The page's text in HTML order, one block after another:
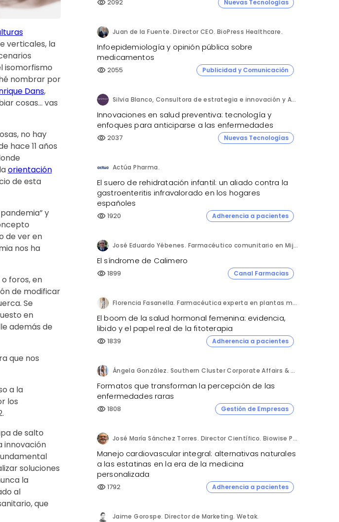
verticales, la
isomorfismo
nombrar por
Dans,
cosas… vas
no hay
hace 11 años
orientación
de esta
y
de ver en
nos ha
foros, en
de modificar
Se
en
además de
que nos
a la
los
de salto
innovación
soluciones
la
al
que
visibility 2092 Nuevas Tecnologías
Juan de la Fuente. Director CEO. BioPress Healthcare.
Infoepidemiología y opinión pública sobre
medicamentos
visibility 2055 Publicidad y Comunicación
Silvia Blanco, Consultora de estrategia e innovación y Ana Leal, Consultora Senior de estrategia e innovación. ANIMA.
Innovaciones en salud preventiva: tecnología y
enfoques para anticiparse a las enfermedades
visibility 2037 Nuevas Tecnologías
Actúa Pharma.
El suero de rehidratación infantil: un aliado contra la
gastroenteritis infravalorado en los hogares
españoles
visibility 1920 Adherencia a pacientes
José Eduardo Yébenes. Farmacéutico comunitario en Mijas (Málaga).
El síndrome de Calimero
visibility 1899 Canal Farmacias
Florencia Fasanella. Farmacéutica experta en plantas medicinales.
El boom de la salud hormonal femenina: evidencia,
libido y el papel real de la fitoterapia
visibility 1839 Adherencia a pacientes
Ángela González. Southern Cluster Corporate Affairs & Patient Partnership Director. Kyowa Kirin.
Formatos que transforman la percepción de las
enfermedades raras
visibility 1808 Gestión de Empresas
José María Sánchez Torres. Director Científico. Biowise Pharmaceuticals.
Manejo cardiovascular integral: alternativas naturales
a las estatinas en la era de la medicina
personalizada
visibility 1792 Adherencia a pacientes
Jaime Gorospe. Director de Marketing. Wetak.